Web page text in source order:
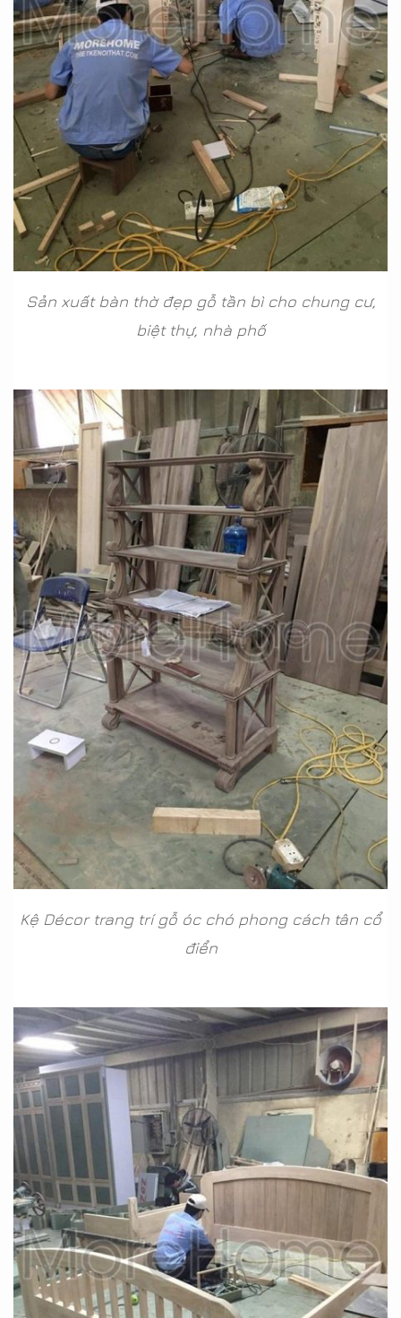
Sản xuất bàn thờ đẹp gỗ tần bì cho chung cư,
biệt thự, nhà phố
Kệ Décor trang trí gỗ óc chó phong cách tân cổ
điển